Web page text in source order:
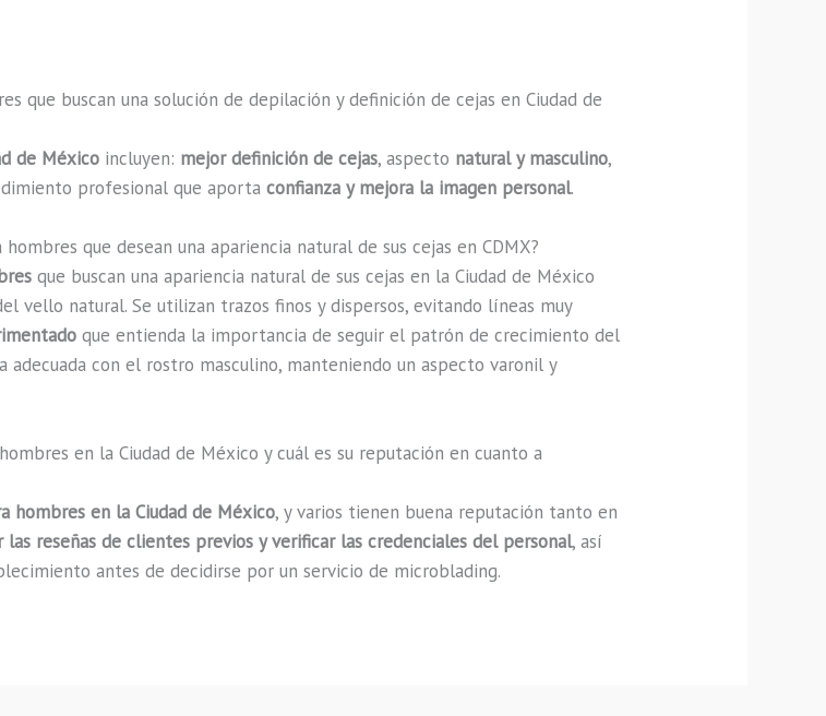
que buscan una solución de depilación y definición de cejas en Ciudad de
de México incluyen: mejor definición de cejas, aspecto natural y masculino,
profesional que aportaconfianza y mejora la imagen personal.
que desean una apariencia natural de sus cejas en CDMX?
que buscan una apariencia natural de sus cejas en la Ciudad de México
vello natural. Se utilizan trazos finos y dispersos, evitando líneas muy
que entienda la importancia de seguir el patrón de crecimiento del
con el rostro masculino, manteniendo un aspecto varonil y
en la Ciudad de México y cuál es su reputación en cuanto a
hombres en la Ciudad de México, y varios tienen buena reputación tanto en
las reseñas de clientes previos y verificar las credenciales del personal, así
antes de decidirse por un servicio de microblading.